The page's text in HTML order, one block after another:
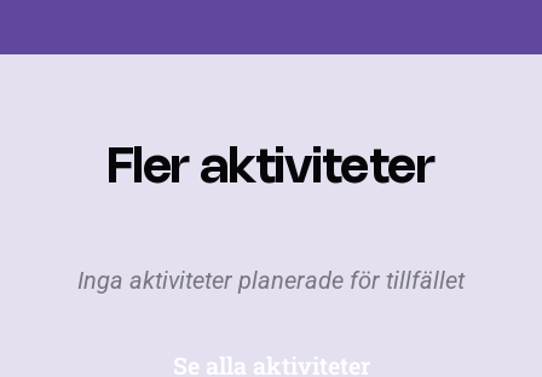
Fler aktiviteter
Inga aktiviteter planerade för tillfället
Se alla aktiviteter